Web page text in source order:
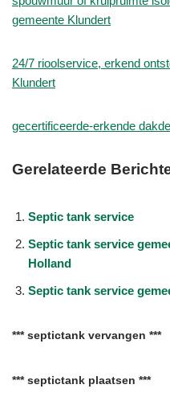
gemeente Klundert
24/7 rioolservice, erkend
Klundert
gecertificeerde-erkende
Gerelateerde
Septic tank service
Septic tank service
Holland
Septic tank service
*** septictank vervangen ***
*** septictank plaatsen ***